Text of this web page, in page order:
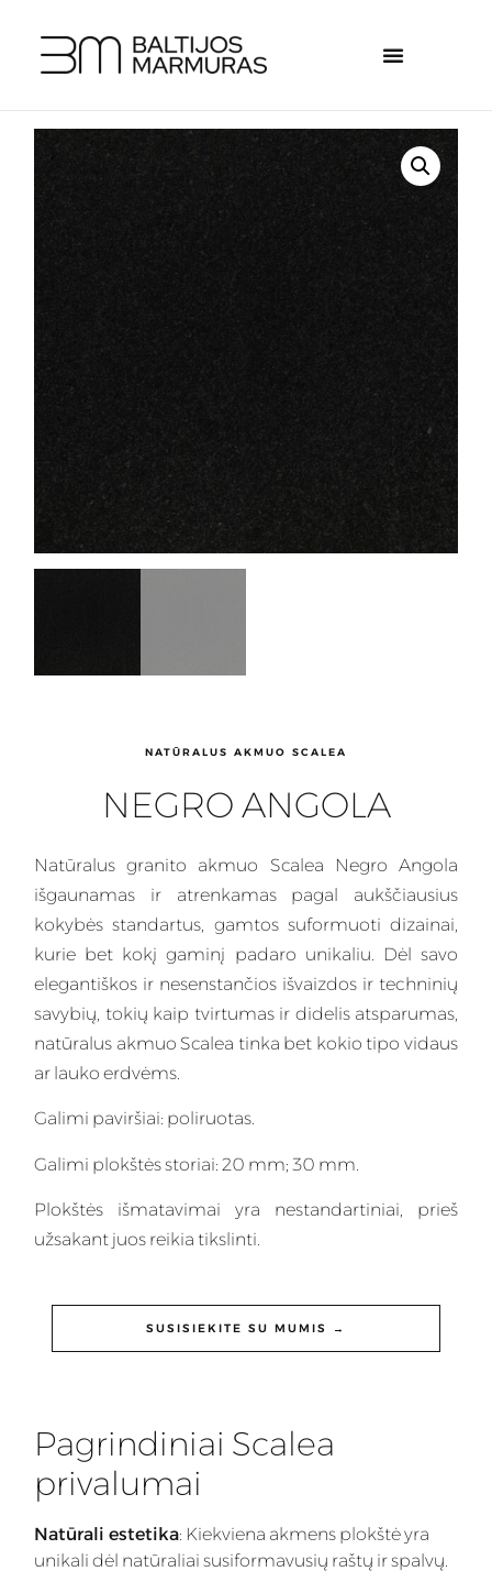
NATŪRALUS AKMUO SCALEA
NEGRO ANGOLA
Natūralus granito akmuo Scalea Negro Angola
išgaunamas ir atrenkamas pagal aukščiausius
kokybės standartus, gamtos suformuoti dizainai,
kurie bet kokį gaminį padaro unikaliu. Dėl savo
elegantiškos ir nesenstančios išvaizdos ir techninių
savybių, tokių kaip tvirtumas ir didelis atsparumas,
natūralus akmuo Scalea tinka bet kokio tipo vidaus
ar lauko erdvėms.
Galimi paviršiai: poliruotas.
Galimi plokštės storiai: 20 mm; 30 mm.
Plokštės išmatavimai yra nestandartiniai, prieš
užsakant juos reikia tikslinti.
SUSISIEKITE SU MUMIS →
Pagrindiniai Scalea
privalumai
Natūrali estetika: Kiekviena akmens plokštė yra
unikali dėl natūraliai susiformavusių raštų ir spalvų.